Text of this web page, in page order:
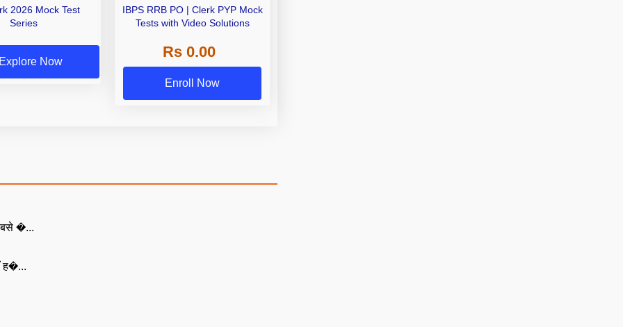
2026 Mock Test
Series
Explore Now
IBPS RRB PO | Clerk PYP Mock
Tests with Video Solutions
Rs 0.00
Enroll Now
�...
ह�...